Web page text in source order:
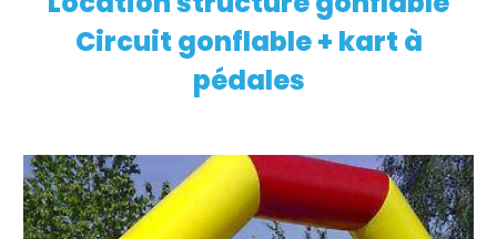
Circuit gonflable + kart à
pédales